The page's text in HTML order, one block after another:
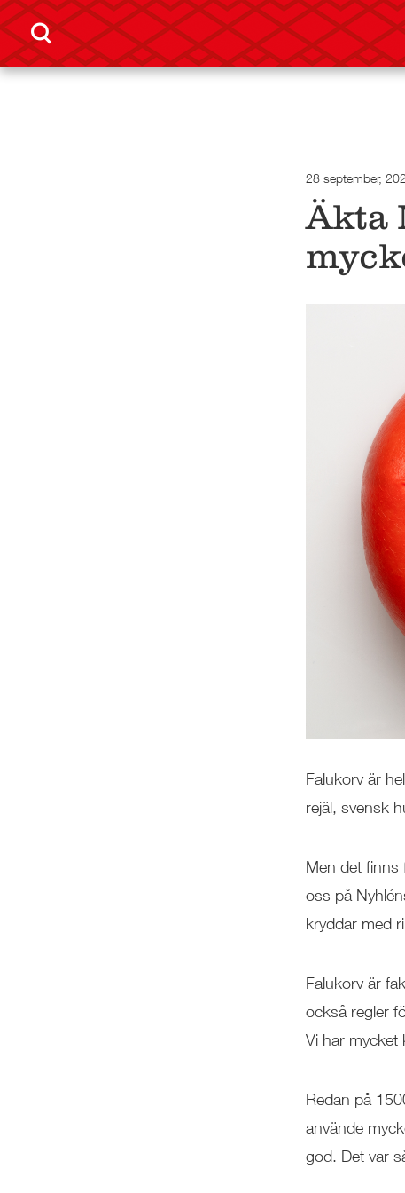
28 september,
Äkta
Falukorv är
rejäl, svensk
Men det finns
oss på
kryddar med
Falukorv är
också regler
Vi har mycket
Redan på
använde
god. Det var